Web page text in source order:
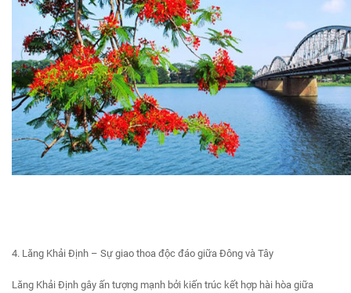
4. Lăng Khải Định – Sự giao thoa độc đáo giữa Đông và Tây
Lăng Khải Định gây ấn tượng mạnh bởi kiến trúc kết hợp hài hòa giữa